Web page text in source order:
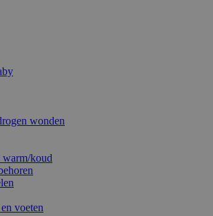
wonden
koud
voeten